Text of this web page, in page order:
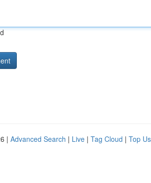
| Advanced Search | Live | Tag Cloud | Top